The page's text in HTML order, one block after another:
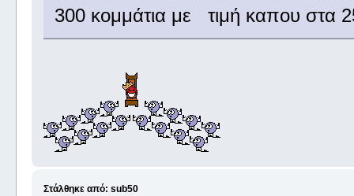
300 κομμάτια με τιμή καπου στα
Στάλθηκε από: sub50